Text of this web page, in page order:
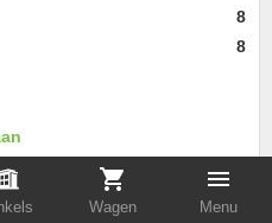
Wagen Menu
8
8
in te delen Voldoende